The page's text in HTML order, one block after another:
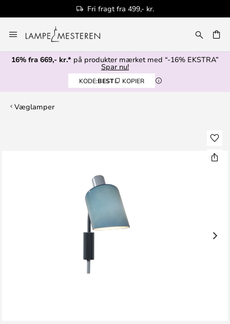
Fri fragt fra 499,- kr.
to
Content
16% fra 669,- kr.* på produkter mærket med “-16% EKSTRA”
Spar nu!
KODE:BEST KOPIER
Væglamper